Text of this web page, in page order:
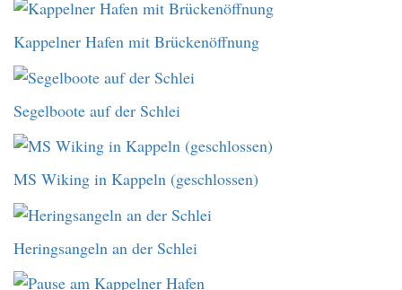
Kappelner Hafen mit Brückenöffnung
Segelboote auf der Schlei
MS Wiking in Kappeln (geschlossen)
Heringsangeln an der Schlei